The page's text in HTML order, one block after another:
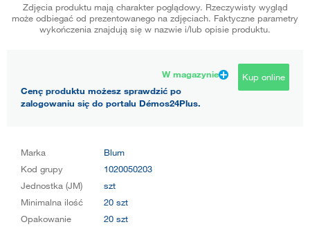
Zdjęcia produktu mają charakter poglądowy. Rzeczywisty wygląd
może odbiegać od prezentowanego na zdjęciach. Faktyczne parametry
wykończenia znajdują się w nazwie i/lub opisie produktu.
W magazynie
Cenę produktu możesz sprawdzić po
zalogowaniu się do portalu Démos24Plus.
Kup online
Marka
Blum
Kod grupy
1020050203
Jednostka (JM)
szt
Minimalna ilość
20 szt
Opakowanie
20 szt